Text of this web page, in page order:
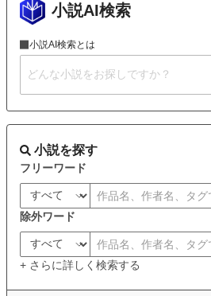
小説AI検索
小説AI検索とは
小説を探す
フリーワード
除外ワード
+ さらに詳しく検索する